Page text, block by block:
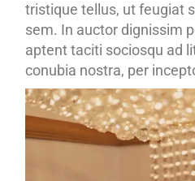
tristique tellus, ut feugiat
sem. In auctor dignissim
aptent taciti sociosqu ad
conubia nostra, per